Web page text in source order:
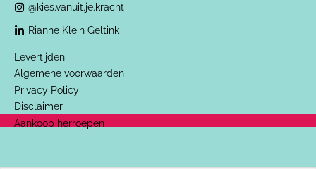
@kies.vanuit.je.kracht
Rianne Klein Geltink
Levertijden
Algemene voorwaarden
Privacy Policy
Disclaimer
Aankoop herroepen